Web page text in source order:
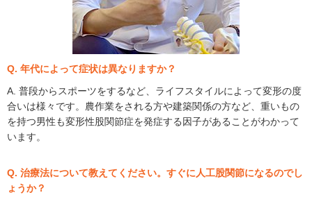
Q. 年代によって症状は異なりますか？
A. 普段からスポーツをするなど、ライフスタイルによって変形の度
合いは様々です。農作業をされる方や建築関係の方など、重いもの
を持つ男性も変形性股関節症を発症する因子があることがわかって
います。
Q. 治療法について教えてください。すぐに人工股関節になるのでし
ょうか？